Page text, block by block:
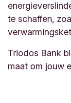
te schaffen,
Triodos Bank
maat om jouw